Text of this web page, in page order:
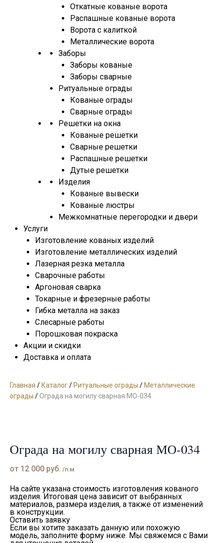
Откатные кованые ворота
Распашные кованые ворота
Ворота с калиткой
Металлические ворота
Заборы
Заборы кованые
Заборы сварные
Ритуальные ограды
Кованые ограды
Сварные ограды
Решетки на окна
Кованые решетки
Сварные решетки
Распашные решетки
Дутые решетки
Изделия
Кованые вывески
Кованые люстры
Межкомнатные перегородки и двери
Услуги
Изготовление кованых изделий
Изготовление металлических изделий
Лазерная резка металла
Сварочные работы
Аргоновая сварка
Токарные и фрезерные работы
Гибка металла на заказ
Слесарные работы
Порошковая покраска
Акции и скидки
Доставка и оплата
Главная / Каталог/ Ритуальные ограды / Металлические
ограды /Ограда на могилу сварная МО-034
Ограда на могилу сварная МО-034
от 12 000 руб. /п.м
На сайте указана стоимость изготовления кованого
изделия. Итоговая цена зависит от выбранных
материалов, размера изделия, а также от изменений
в конструкции.
Оставить заявку
Если вы хотите заказать данную или похожую
модель, заполните форму ниже. Мы свяжемся с Вами